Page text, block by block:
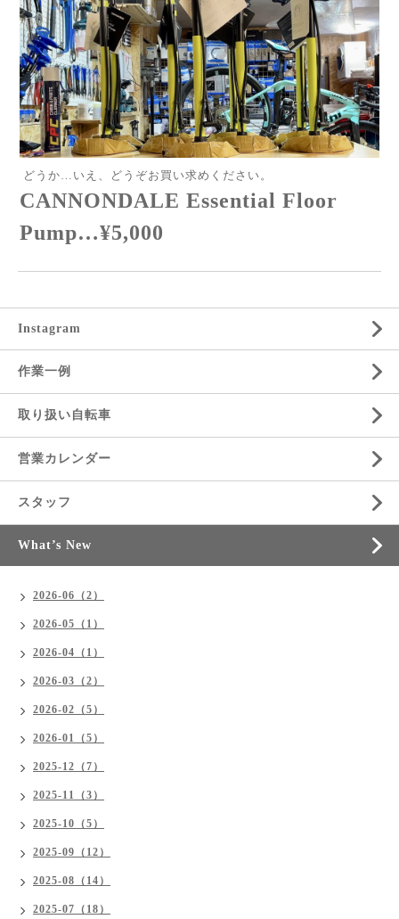
どうか…いえ、どうぞお買い求めください。
CANNONDALE Essential Floor
Pump…¥5,000
Instagram
作業一例
取り扱い自転車
営業カレンダー
スタッフ
What’s New
2026-06（2）
2026-05（1）
2026-04（1）
2026-03（2）
2026-02（5）
2026-01（5）
2025-12（7）
2025-11（3）
2025-10（5）
2025-09（12）
2025-08（14）
2025-07（18）